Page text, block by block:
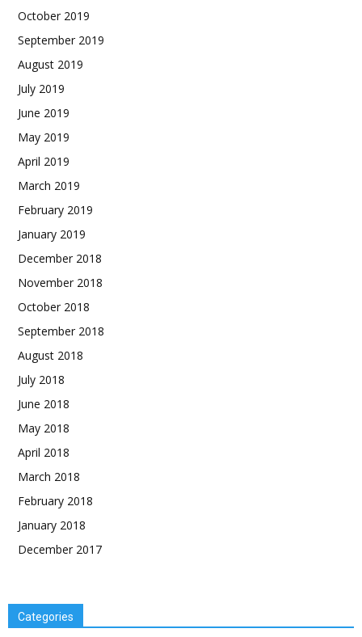
October 2019
September 2019
August 2019
July 2019
June 2019
May 2019
April 2019
March 2019
February 2019
January 2019
December 2018
November 2018
October 2018
September 2018
August 2018
July 2018
June 2018
May 2018
April 2018
March 2018
February 2018
January 2018
December 2017
Categories